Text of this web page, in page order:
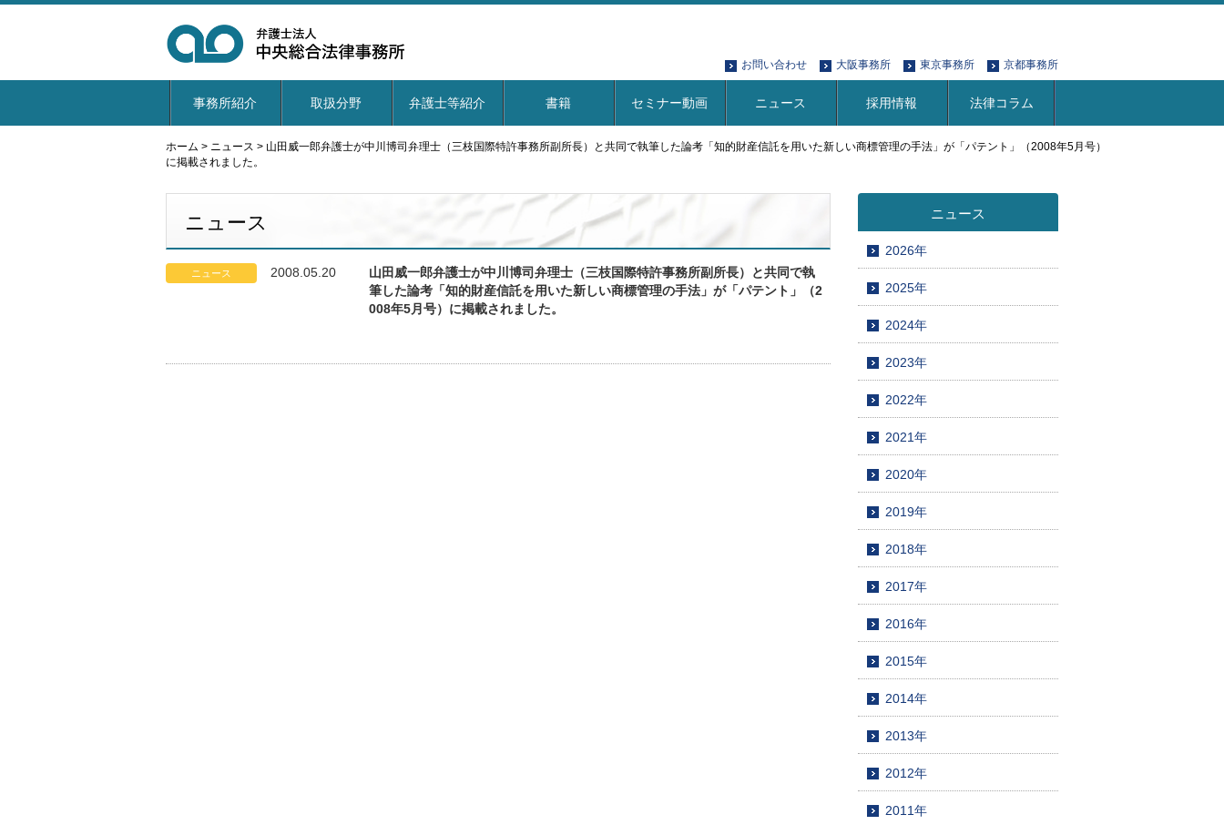
お問い合わせ 大阪事務所 東京事務所 京都事務所
事務所紹介 取扱分野 弁護士等紹介 書籍 セミナー動画 ニュース 採用情報 法律コラム
ホーム > ニュース > 山田威一郎弁護士が中川博司弁理士（三枝国際特許事務所副所長）と共同で執筆した論考「知的財産信託を用いた新しい商標管理の手法」が「パテント」（2008年5月号）
に掲載されました。
ニュース
ニュース 2008.05.20
山田威一郎弁護士が中川博司弁理士（三枝国際特許事務所副所長）と共同で執
筆した論考「知的財産信託を用いた新しい商標管理の手法」が「パテント」（2
008年5月号）に掲載されました。
ニュース
2026年
2025年
2024年
2023年
2022年
2021年
2020年
2019年
2018年
2017年
2016年
2015年
2014年
2013年
2012年
2011年